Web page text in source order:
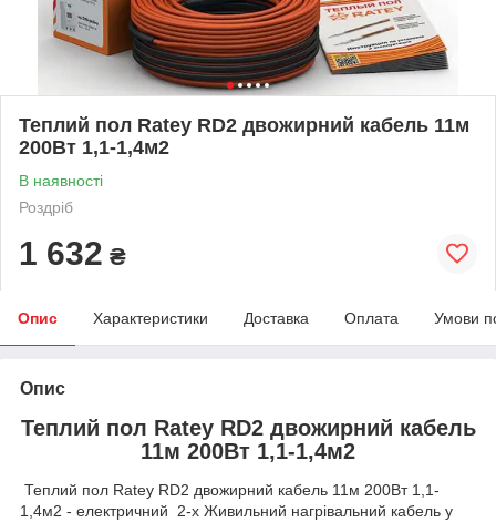
Теплий пол Ratey RD2 двожирний кабель 11м
200Вт 1,1-1,4м2
В наявності
Роздріб
1 632 ₴
Опис Характеристики Доставка Оплата Умови
Опис
Теплий пол Ratey RD2 двожирний кабель
11м 200Вт 1,1-1,4м2
Теплий пол Ratey RD2 двожирний кабель 11м 200Вт 1,1-
1,4м2 - електричний 2-х Живильний нагрівальний кабель у